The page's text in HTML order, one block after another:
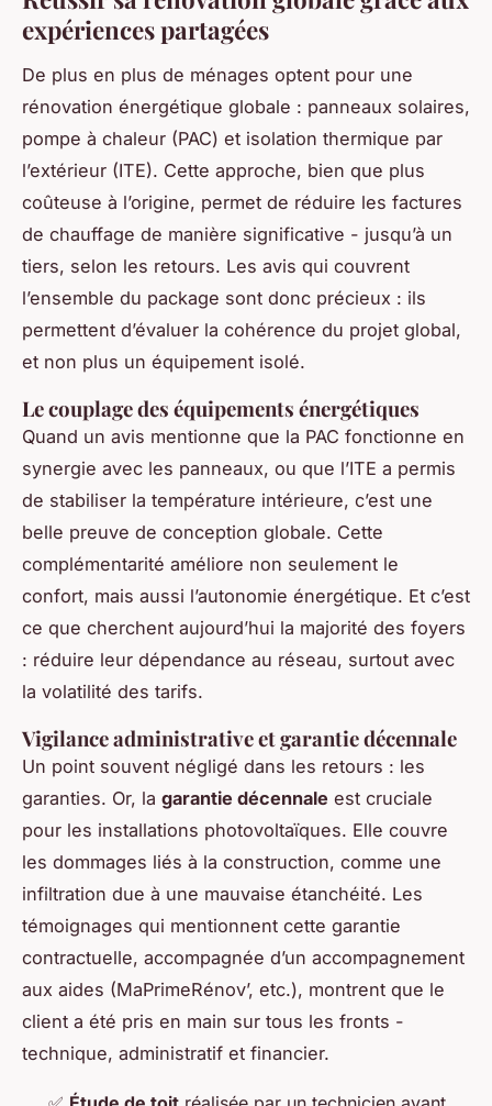
expériences partagées
De plus en plus de ménages optent pour une
rénovation énergétique globale : panneaux solaires,
pompe à chaleur (PAC) et isolation thermique par
l’extérieur (ITE). Cette approche, bien que plus
coûteuse à l’origine, permet de réduire les factures
de chauffage de manière significative - jusqu’à un
tiers, selon les retours. Les avis qui couvrent
l’ensemble du package sont donc précieux : ils
permettent d’évaluer la cohérence du projet global,
et non plus un équipement isolé.
Le couplage des équipements énergétiques
Quand un avis mentionne que la PAC fonctionne en
synergie avec les panneaux, ou que l’ITE a permis
de stabiliser la température intérieure, c’est une
belle preuve de conception globale. Cette
complémentarité améliore non seulement le
confort, mais aussi l’autonomie énergétique. Et c’est
ce que cherchent aujourd’hui la majorité des foyers
: réduire leur dépendance au réseau, surtout avec
la volatilité des tarifs.
Vigilance administrative et garantie décennale
Un point souvent négligé dans les retours : les
garanties. Or, la garantie décennale est cruciale
pour les installations photovoltaïques. Elle couvre
les dommages liés à la construction, comme une
infiltration due à une mauvaise étanchéité. Les
témoignages qui mentionnent cette garantie
contractuelle, accompagnée d’un accompagnement
aux aides (MaPrimeRénov’, etc.), montrent que le
client a été pris en main sur tous les fronts -
technique, administratif et financier.